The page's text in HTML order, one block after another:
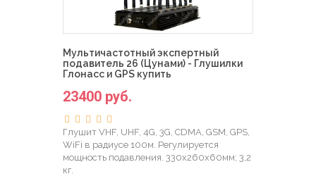
Мультичастотный экспертный
подавитель 26 (Цунами) - Глушилки
Глонасс и GPS купить
23400 руб.
Глушит VHF, UHF, 4G, 3G, CDMA, GSM, GPS,
WiFi в радиусе 100м. Регулируется
мощность подавления. 330х260х60мм; 3,2
кг.